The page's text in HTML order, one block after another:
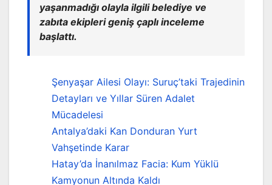
yaşanmadığı olayla ilgili belediye ve
zabıta ekipleri geniş çaplı inceleme
başlattı.
Şenyaşar Ailesi Olayı: Suruç’taki Trajedinin
Detayları ve Yıllar Süren Adalet
Mücadelesi
Antalya’daki Kan Donduran Yurt
Vahşetinde Karar
Hatay’da İnanılmaz Facia: Kum Yüklü
Kamyonun Altında Kaldı